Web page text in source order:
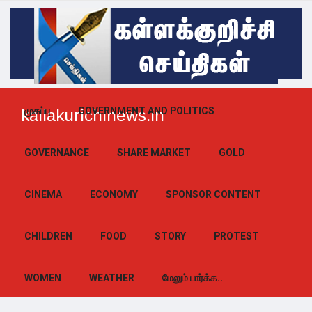
kallakurichinews.in
முகப்பு GOVERNMENT AND POLITICS
GOVERNANCE SHARE MARKET GOLD
CINEMA ECONOMY SPONSOR CONTENT
CHILDREN FOOD STORY PROTEST
WOMEN WEATHER மேலும் பார்க்க..